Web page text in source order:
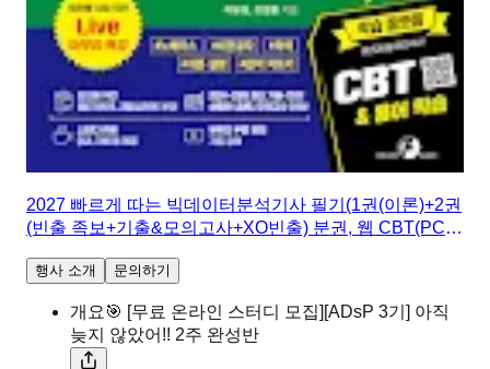
2027 빠르게 따는 빅데이터분석기사 필기(1권(이론)+2권
(빈출 족보+기출&모의고사+XO빈출) 분권, 웹 CBT(PC/
행사 소개 문의하기
개요 🎯 [무료 온라인 스터디 모집][ADsP 3기] 아직
늦지 않았어!! 2주 완성반